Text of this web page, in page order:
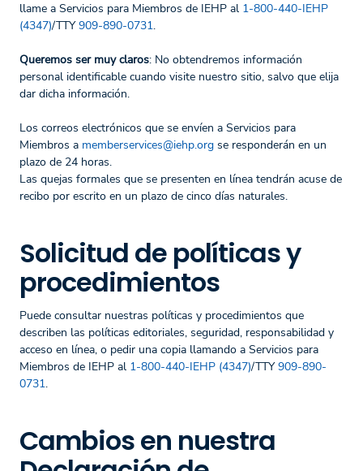
llame a Servicios para Miembros de IEHP al 1-800-440-IEHP
(4347)/TTY909-890-0731.
Queremos ser muy claros: No obtendremos información
personal identificable cuando visite nuestro sitio, salvo que elija
dar dicha información.
Los correos electrónicos que se envíen a Servicios para
Miembros a memberservices@iehp.org se responderán en un
plazo de 24 horas.
Las quejas formales que se presenten en línea tendrán acuse de
recibo por escrito en un plazo de cinco días naturales.
Solicitud de políticas y
procedimientos
Puede consultar nuestras políticas y procedimientos que
describen las políticas editoriales, seguridad, responsabilidad y
acceso en línea, o pedir una copia llamando a Servicios para
Miembros de IEHP al 1-800-440-IEHP (4347)/TTY909-890-
0731.
Cambios en nuestra